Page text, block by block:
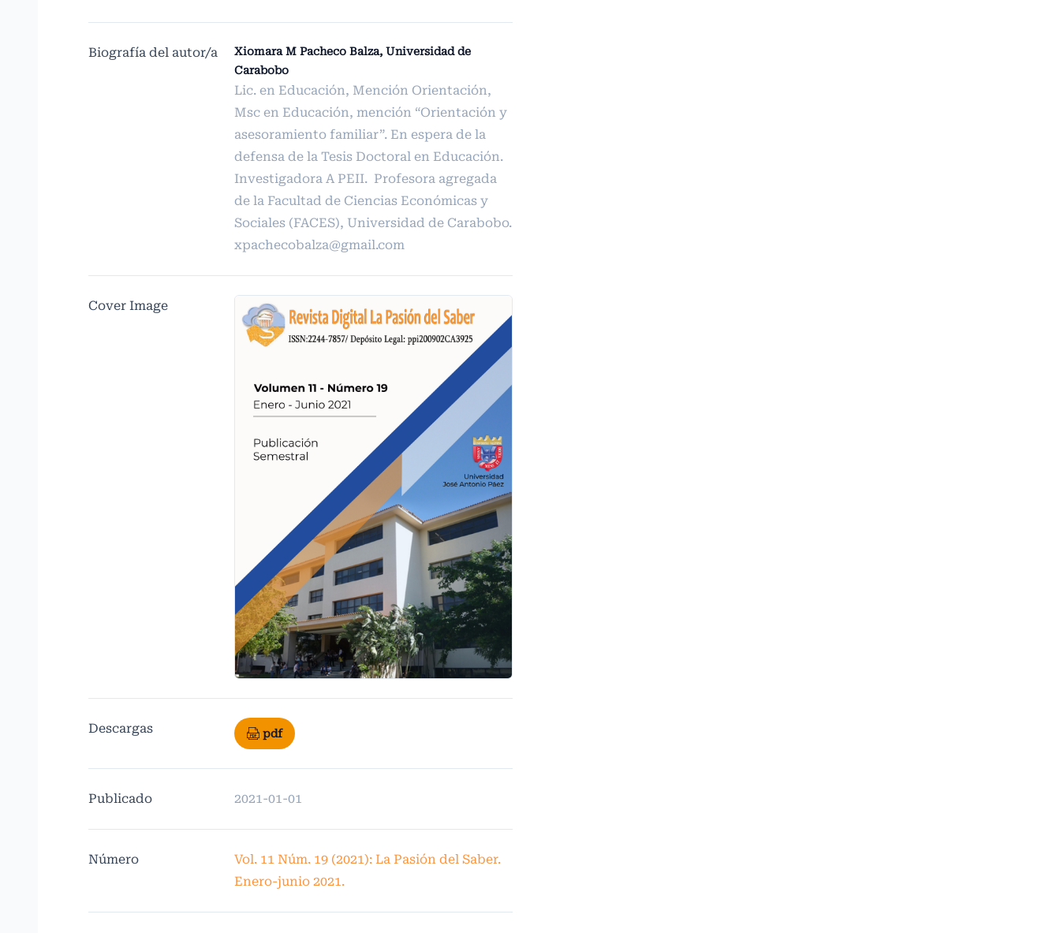
Biografía del autor/a
Xiomara M Pacheco Balza, Universidad de
Carabobo
Lic. en Educación, Mención Orientación,
Msc en Educación, mención “Orientación y
asesoramiento familiar”. En espera de la
defensa de la Tesis Doctoral en Educación.
Investigadora A PEII. Profesora agregada
de la Facultad de Ciencias Económicas y
Sociales (FACES), Universidad de Carabobo.
xpachecobalza@gmail.com
Cover Image
Descargas pdf
Publicado 2021-01-01
Número
Vol. 11 Núm. 19 (2021): La Pasión del Saber.
Enero-junio 2021.